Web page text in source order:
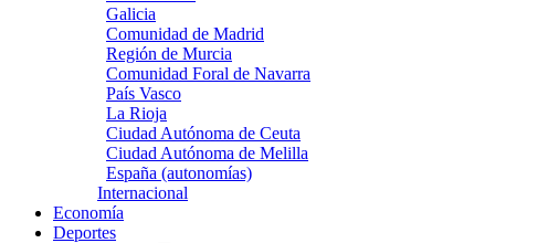
Galicia
Comunidad de Madrid
Región de Murcia
Comunidad Foral de Navarra
País Vasco
La Rioja
Ciudad Autónoma de Ceuta
Ciudad Autónoma de Melilla
España (autonomías)
Internacional
Economía
Deportes